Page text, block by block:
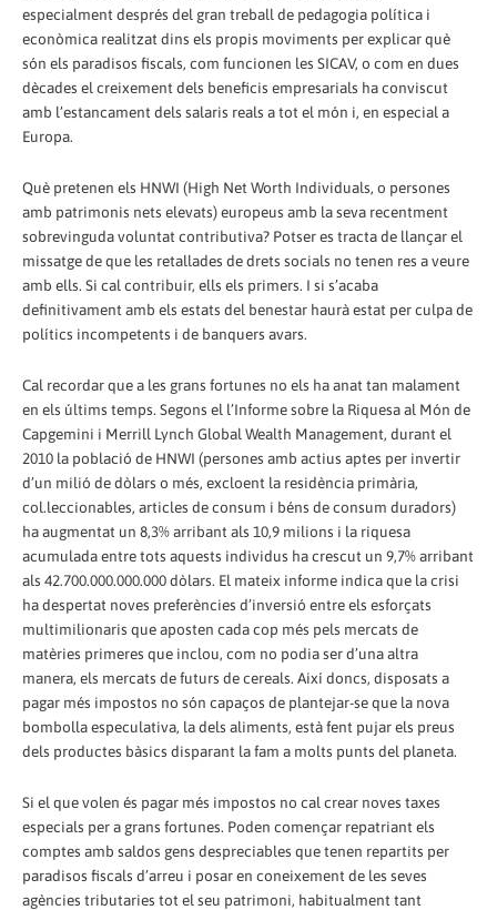
especialment després del gran treball de pedagogia política i
econòmica realitzat dins els propis moviments per explicar què
són els paradisos fiscals, com funcionen les SICAV, o com en dues
dècades el creixement dels beneficis empresarials ha conviscut
amb l’estancament dels salaris reals a tot el món i, en especial a
Europa.
Què pretenen els HNWI (High Net Worth Individuals, o persones
amb patrimonis nets elevats) europeus amb la seva recentment
sobrevinguda voluntat contributiva? Potser es tracta de llançar el
missatge de que les retallades de drets socials no tenen res a veure
amb ells. Si cal contribuir, ells els primers. I si s’acaba
definitivament amb els estats del benestar haurà estat per culpa de
polítics incompetents i de banquers avars.
Cal recordar que a les grans fortunes no els ha anat tan malament
en els últims temps. Segons el l’Informe sobre la Riquesa al Món de
Capgemini i Merrill Lynch Global Wealth Management, durant el
2010 la població de HNWI (persones amb actius aptes per invertir
d’un milió de dòlars o més, excloent la residència primària,
col.leccionables, articles de consum i béns de consum duradors)
ha augmentat un 8,3% arribant als 10,9 milions i la riquesa
acumulada entre tots aquests individus ha crescut un 9,7% arribant
als 42.700.000.000.000 dòlars. El mateix informe indica que la crisi
ha despertat noves preferències d’inversió entre els esforçats
multimilionaris que aposten cada cop més pels mercats de
matèries primeres que inclou, com no podia ser d’una altra
manera, els mercats de futurs de cereals. Així doncs, disposats a
pagar més impostos no són capaços de plantejar-se que la nova
bombolla especulativa, la dels aliments, està fent pujar els preus
dels productes bàsics disparant la fam a molts punts del planeta.
Si el que volen és pagar més impostos no cal crear noves taxes
especials per a grans fortunes. Poden començar repatriant els
comptes amb saldos gens despreciables que tenen repartits per
paradisos fiscals d’arreu i posar en coneixement de les seves
agències tributaries tot el seu patrimoni, habitualment tant